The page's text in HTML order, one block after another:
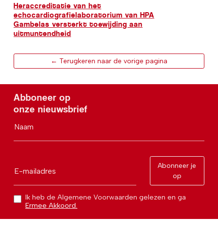
Heraccreditatie van het
echocardiografielaboratorium van HPA
Gambelas versterkt toewijding aan
uitmuntendheid
← Terugkeren naar de vorige pagina
Abboneer op
onze nieuwsbrief
Naam
E-mailadres
Abonneer je
op
Ik heb de Algemene Voorwaarden gelezen en ga
Ermee Akkoord.